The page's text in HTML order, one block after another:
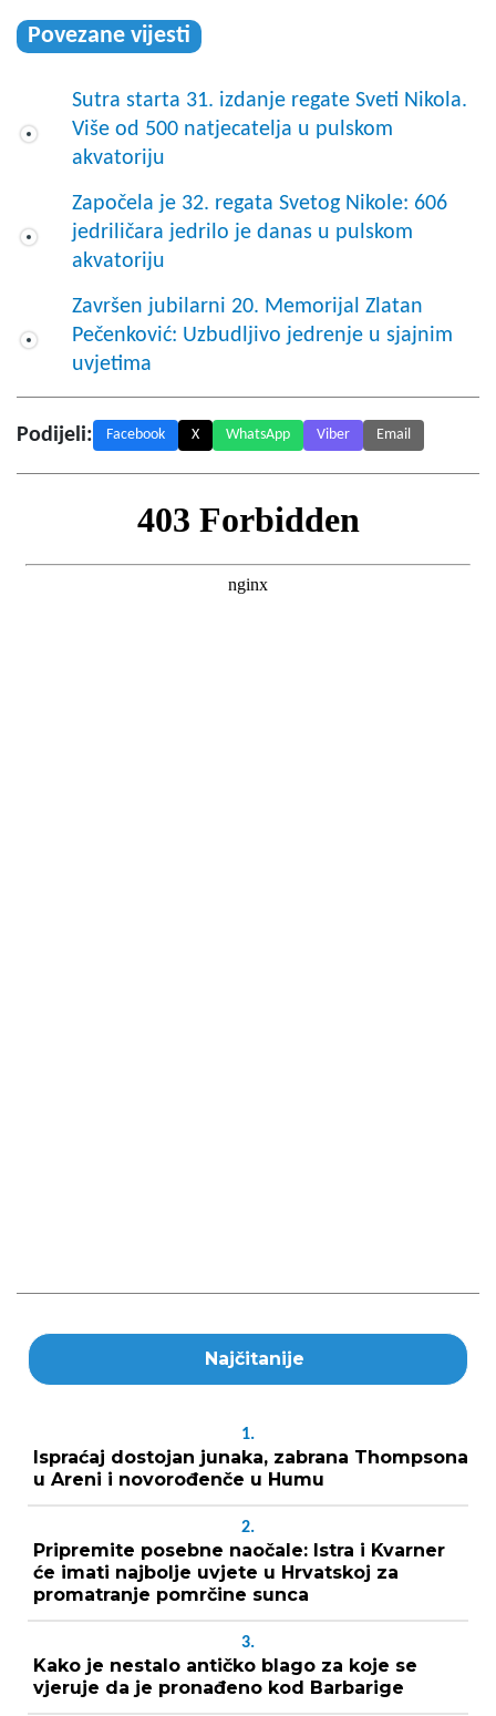
Povezane vijesti
Sutra starta 31. izdanje regate Sveti Nikola.
Više od 500 natjecatelja u pulskom
akvatoriju
Započela je 32. regata Svetog Nikole: 606
jedriličara jedrilo je danas u pulskom
akvatoriju
Završen jubilarni 20. Memorijal Zlatan
Pečenković: Uzbudljivo jedrenje u sjajnim
uvjetima
Podijeli: Facebook X WhatsApp Viber Email
Najčitanije
1.
Ispraćaj dostojan junaka, zabrana Thompsona
u Areni i novorođenče u Humu
2.
Pripremite posebne naočale: Istra i Kvarner
će imati najbolje uvjete u Hrvatskoj za
promatranje pomrčine sunca
3.
Kako je nestalo antičko blago za koje se
vjeruje da je pronađeno kod Barbarige